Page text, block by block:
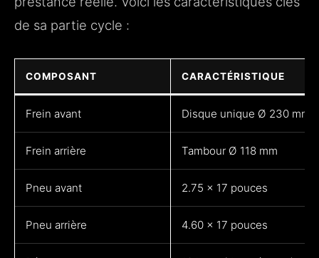
de sa partie cycle :
COMPOSANT CARACTÉRISTIQUE
Frein avant Disque unique Ø 230 mm
Frein arrière Tambour Ø 118 mm
Pneu avant 2.75 x 17 pouces
Pneu arrière 4.60 x 17 pouces